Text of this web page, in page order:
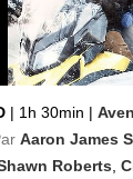
| 1h 30min |
Aaron James
Roberts